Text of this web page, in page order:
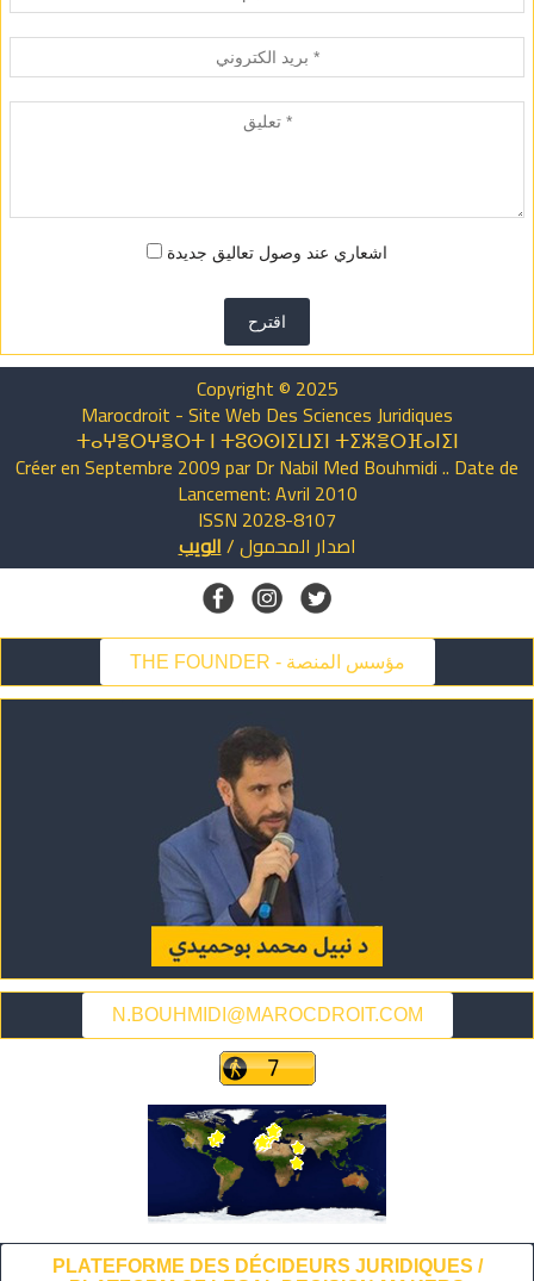
اشعاري عند وصول تعاليق جديدة
اقترح
Copyright © 2025
Marocdroit - Site Web Des Sciences Juridiques
ⵜⴰⵖⴻⵔⵖⴻⵔⵜ ⵏ ⵜⵓⵙⵙⵏⵉⵡⵉⵏ ⵜⵉⵣⴻⵔⴼⴰⵏⵉⵏ
Créer en Septembre 2009 par Dr Nabil Med Bouhmidi .. Date de
Lancement: Avril 2010
ISSN 2028-8107
اصدار المحمول/الويب
THE FOUNDER - مؤسس المنصة
N.BOUHMIDI@MAROCDROIT.COM
PLATEFORME DES DÉCIDEURS JURIDIQUES /